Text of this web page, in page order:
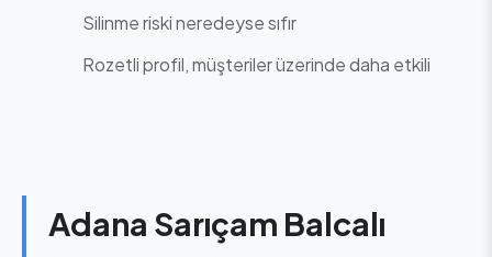
Silinme riski neredeyse sıfır
Rozetli profil, müşteriler üzerinde daha etkili
Adana Sarıçam Balcalı